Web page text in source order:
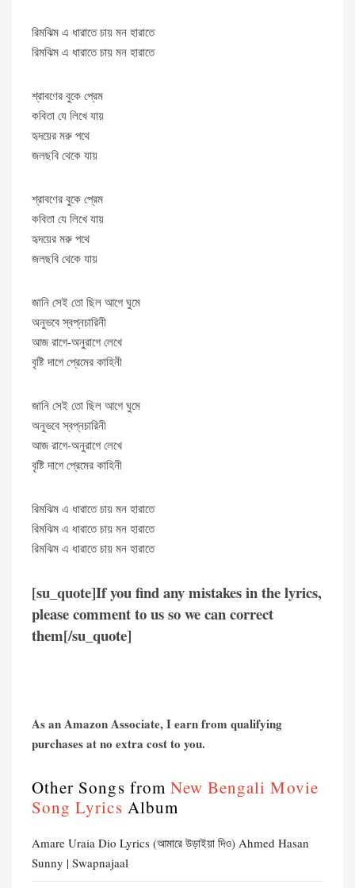
রিমঝিম এ ধারাতে চায় মন হারাতে
রিমঝিম এ ধারাতে চায় মন হারাতে
শ্রাবণের বুকে প্রেম
কবিতা যে লিখে যায়
হৃদয়ের মরু পথে
জলছবি থেকে যায়
শ্রাবণের বুকে প্রেম
কবিতা যে লিখে যায়
হৃদয়ের মরু পথে
জলছবি থেকে যায়
জানি সেই তো ছিল আগে ঘুমে
অনুভবে স্বপ্নচারিনী
আজ রাগে-অনুরাগে লেখে
বৃষ্টি দাগে প্রেমের কাহিনী
জানি সেই তো ছিল আগে ঘুমে
অনুভবে স্বপ্নচারিনী
আজ রাগে-অনুরাগে লেখে
বৃষ্টি দাগে প্রেমের কাহিনী
রিমঝিম এ ধারাতে চায় মন হারাতে
রিমঝিম এ ধারাতে চায় মন হারাতে
রিমঝিম এ ধারাতে চায় মন হারাতে
[su_quote]If you find any mistakes in the lyrics,
please comment to us so we can correct
them[/su_quote]
As an Amazon Associate, I earn from qualifying
purchases at no extra cost to you.
Other Songs from New Bengali Movie
Song Lyrics Album
Amare Uraia Dio Lyrics (আমারে উড়াইয়া দিও) Ahmed Hasan
Sunny | Swapnajaal